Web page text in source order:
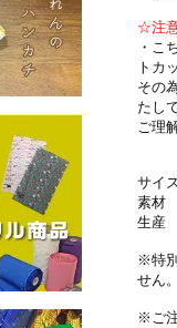
☆注
・こ
トカ
その
たし
ご理
サイ
素材
生
※特
せん。
※ご